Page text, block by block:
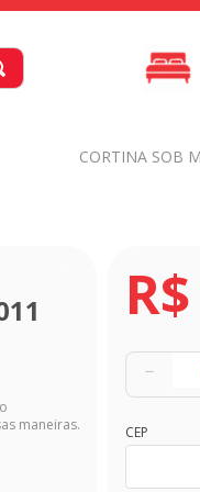
CORTINA SOB
maneiras.
R$
－
CEP